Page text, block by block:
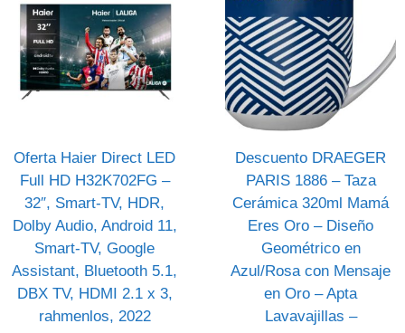
Oferta Haier Direct LED
Full HD H32K702FG –
32″, Smart-TV, HDR,
Dolby Audio, Android 11,
Smart-TV, Google
Assistant, Bluetooth 5.1,
DBX TV, HDMI 2.1 x 3,
rahmenlos, 2022
Descuento DRAEGER
PARIS 1886 – Taza
Cerámica 320ml Mamá
Eres Oro – Diseño
Geométrico en
Azul/Rosa con Mensaje
en Oro – Apta
Lavavajillas –